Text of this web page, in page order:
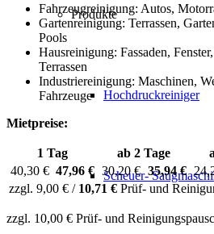
Produkte
Hochdruckreiniger
Scheuer-
Fahrzeugreinigung: Autos,
Gartenreinigung: Terrassen,
Pools
Hausreinigung: Fassaden,
Terrassen
Industriereinigung: Maschinen,
Fahrzeuge
Mietpreise:
1 Tag ab 2 Tage
40,30 € 47,96 € 30,20 € 35,94 €
zzgl. 9,00 € / 10,71 € Prüf- und
zzgl. 10,00 € Prüf- und